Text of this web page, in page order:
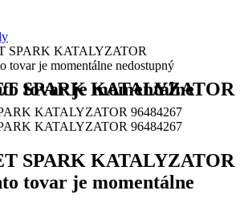
SPARK KATALYZATOR
tovar je momentálne nedostupný
SPARK KATALYZATOR
tovar je momentálne